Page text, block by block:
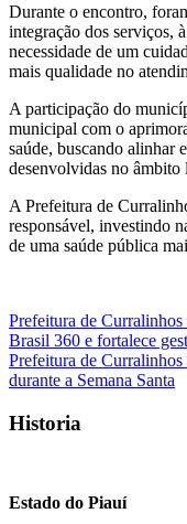
Durante o encontro,
integração dos serviços,
necessidade de um
mais qualidade no
A participação do
municipal com o
saúde, buscando alinhar
desenvolvidas no âmbito
A Prefeitura de
responsável, investindo
de uma saúde pública
Navegação
de
Post
Prefeitura de
Brasil 360 e fortalece
Prefeitura de
durante a Semana Santa
Historia
Estado do Piauí